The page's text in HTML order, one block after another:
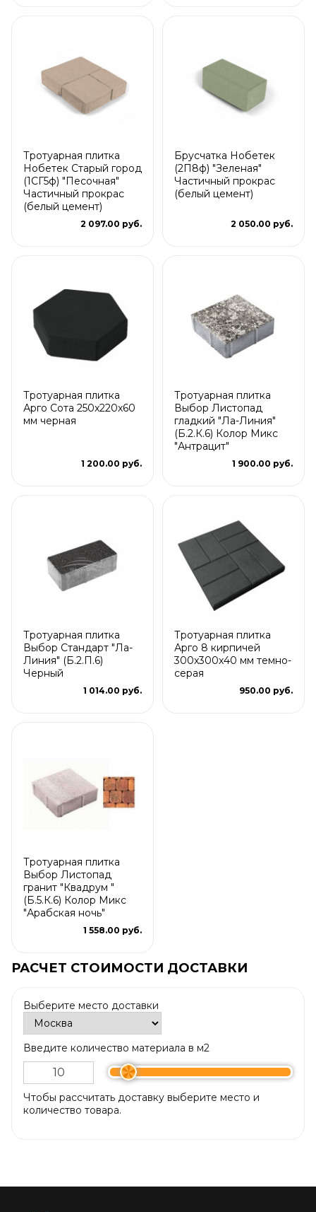
Тротуарная плитка
Нобетек Старый город
(1СГ5ф) "Песочная"
Частичный прокрас
(белый цемент)
2 097.00 руб.
Брусчатка Нобетек
(2П8ф) "Зеленая"
Частичный прокрас
(белый цемент)
2 050.00 руб.
Тротуарная плитка
Арго Сота 250x220x60
мм черная
1 200.00 руб.
Тротуарная плитка
Выбор Листопад
гладкий "Ла-Линия"
(Б.2.К.6) Колор Микс
"Антрацит"
1 900.00 руб.
Тротуарная плитка
Выбор Стандарт "Ла-
Линия" (Б.2.П.6)
Черный
1 014.00 руб.
Тротуарная плитка
Арго 8 кирпичей
300x300x40 мм темно-
серая
950.00 руб.
Тротуарная плитка
Выбор Листопад
гранит "Квадрум "
(Б.5.К.6) Колор Микс
"Арабская ночь"
1 558.00 руб.
РАСЧЕТ СТОИМОСТИ ДОСТАВКИ
Выберите место доставки
Введите количество материала в м2
Чтобы рассчитать доставку выберите место и
количество товара.